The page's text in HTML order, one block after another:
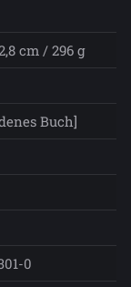
cm / 296 g
Buch]
0